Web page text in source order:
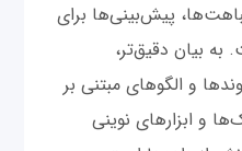
پیش‌بینی‌ها برای
بیان دقیق‌تر،
و الگوهای مبتنی بر
و ابزارهای نوینی